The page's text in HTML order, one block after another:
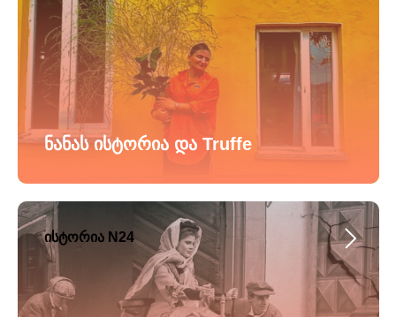
ნანას ისტორია და Truffe
ისტორია N24